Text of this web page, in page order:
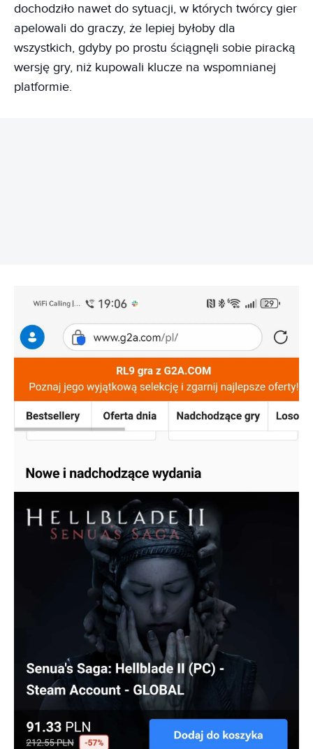
dochodziło nawet do sytuacji, w których twórcy gier
apelowali do graczy, że lepiej byłoby dla
wszystkich, gdyby po prostu ściągnęli sobie piracką
wersję gry, niż kupowali klucze na wspomnianej
platformie.